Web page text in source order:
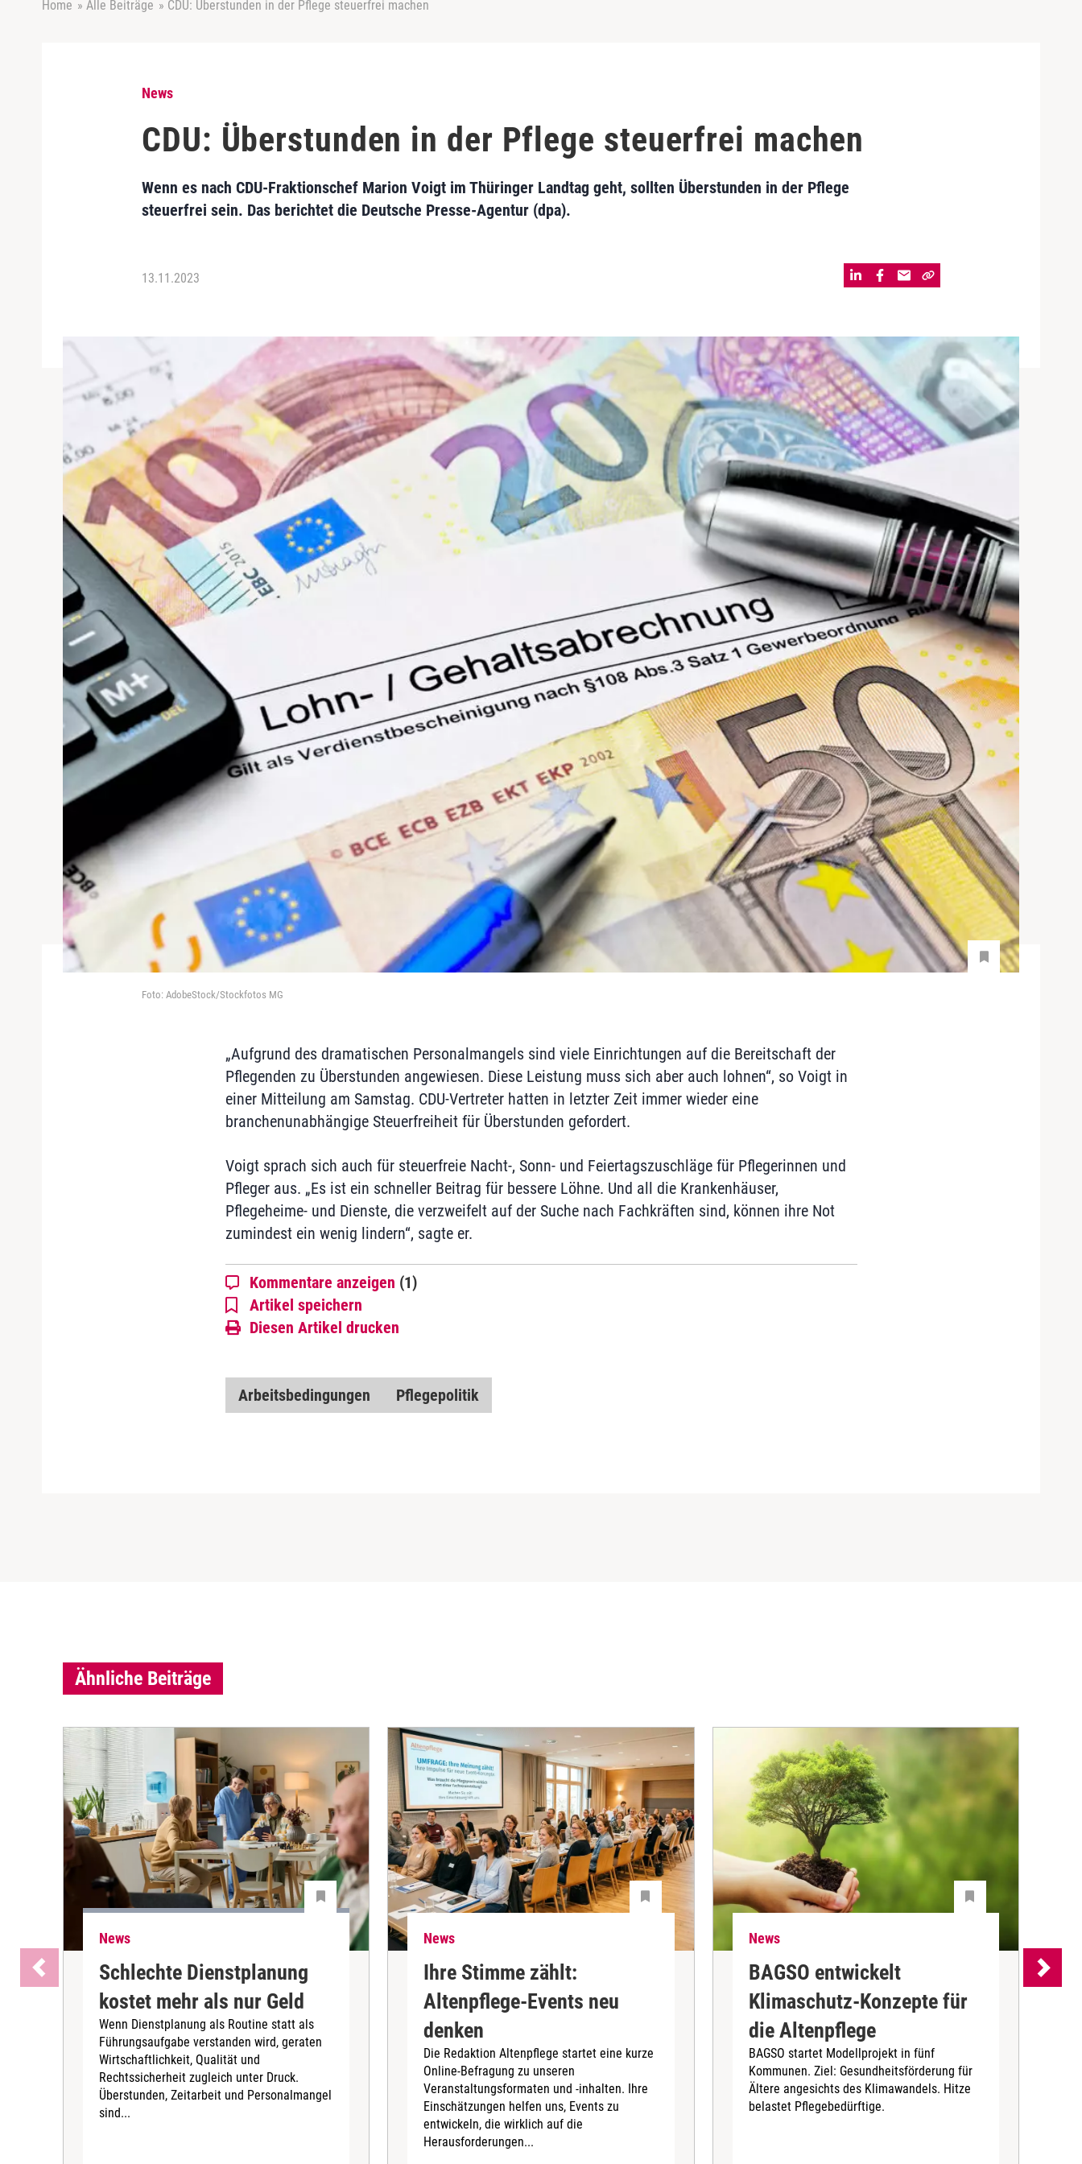
Home » Alle Beiträge » CDU: Überstunden in der Pflege steuerfrei machen
News
CDU: Überstunden in der Pflege steuerfrei machen
Wenn es nach CDU-Fraktionschef Marion Voigt im Thüringer Landtag geht, sollten Überstunden in der Pflege
steuerfrei sein. Das berichtet die Deutsche Presse-Agentur (dpa).
13.11.2023
Foto: AdobeStock/Stockfotos MG
„Aufgrund des dramatischen Personalmangels sind viele Einrichtungen auf die Bereitschaft der
Pflegenden zu Überstunden angewiesen. Diese Leistung muss sich aber auch lohnen“, so Voigt in
einer Mitteilung am Samstag. CDU-Vertreter hatten in letzter Zeit immer wieder eine
branchenunabhängige Steuerfreiheit für Überstunden gefordert.
Voigt sprach sich auch für steuerfreie Nacht-, Sonn- und Feiertagszuschläge für Pflegerinnen und
Pfleger aus. „Es ist ein schneller Beitrag für bessere Löhne. Und all die Krankenhäuser,
Pflegeheime- und Dienste, die verzweifelt auf der Suche nach Fachkräften sind, können ihre Not
zumindest ein wenig lindern“, sagte er.
Kommentare anzeigen (1)
Artikel speichern
Diesen Artikel drucken
Arbeitsbedingungen Pflegepolitik
Ähnliche Beiträge
News
Schlechte Dienstplanung
kostet mehr als nur Geld
Wenn Dienstplanung als Routine statt als
Führungsaufgabe verstanden wird, geraten
Wirtschaftlichkeit, Qualität und
Rechtssicherheit zugleich unter Druck.
Überstunden, Zeitarbeit und Personalmangel
sind...
News
Ihre Stimme zählt:
Altenpflege-Events neu
denken
Die Redaktion Altenpflege startet eine kurze
Online-Befragung zu unseren
Veranstaltungsformaten und -inhalten. Ihre
Einschätzungen helfen uns, Events zu
entwickeln, die wirklich auf die
Herausforderungen...
News
BAGSO entwickelt
Klimaschutz-Konzepte für
die Altenpflege
BAGSO startet Modellprojekt in fünf
Kommunen. Ziel: Gesundheitsförderung für
Ältere angesichts des Klimawandels. Hitze
belastet Pflegebedürftige.